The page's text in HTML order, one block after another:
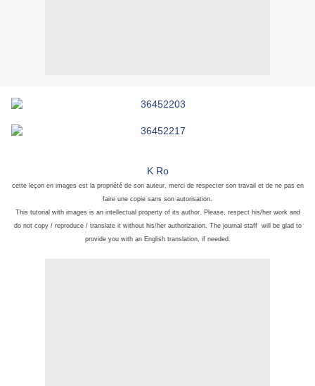
K Ro
cette leçon en images est la propriété de son auteur, merci de respecter son travail et de ne pas en
faire une copie sans son autorisation.
This tutorial with images is an intellectual property of its author. Please, respect his/her work and
do not copy / reproduce / translate it without his/her authorization. The journal staff will be glad to
provide you with an English translation, if needed.